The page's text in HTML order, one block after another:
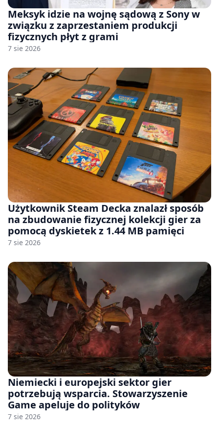
Meksyk idzie na wojnę sądową z Sony w
związku z zaprzestaniem produkcji
fizycznych płyt z grami
7 sie 2026
Użytkownik Steam Decka znalazł sposób
na zbudowanie fizycznej kolekcji gier za
pomocą dyskietek z 1.44 MB pamięci
7 sie 2026
Niemiecki i europejski sektor gier
potrzebują wsparcia. Stowarzyszenie
Game apeluje do polityków
7 sie 2026